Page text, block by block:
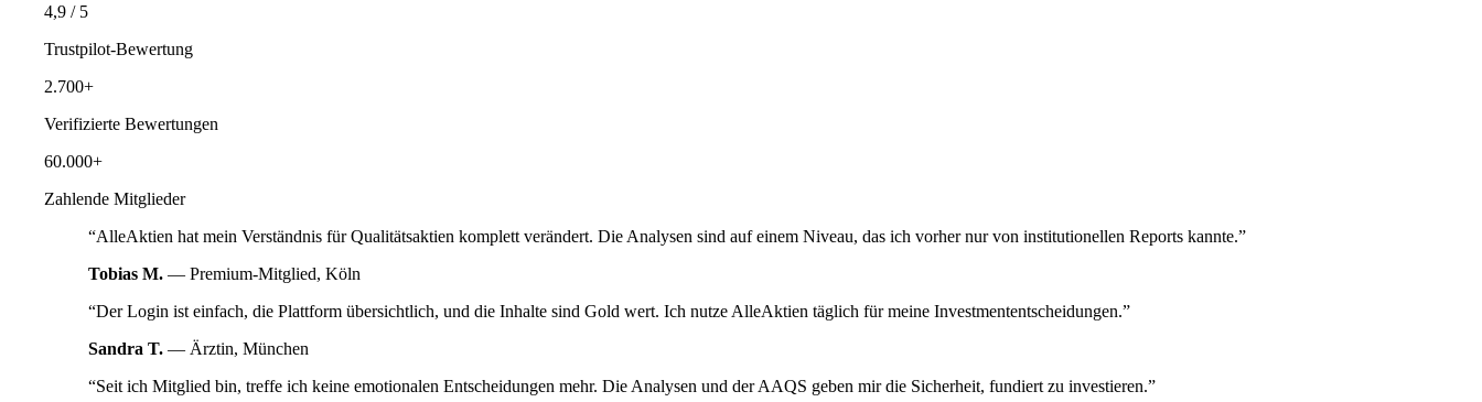
4,9 / 5
Trustpilot-Bewertung
2.700+
Verifizierte Bewertungen
60.000+
Zahlende Mitglieder
“AlleAktien hat mein Verständnis für Qualitätsaktien komplett verändert. Die Analysen sind auf einem Niveau, das ich vorher nur von institutionellen Reports kannte.”
Tobias M. — Premium-Mitglied, Köln
“Der Login ist einfach, die Plattform übersichtlich, und die Inhalte sind Gold wert. Ich nutze AlleAktien täglich für meine Investmententscheidungen.”
Sandra T. — Ärztin, München
“Seit ich Mitglied bin, treffe ich keine emotionalen Entscheidungen mehr. Die Analysen und der AAQS geben mir die Sicherheit, fundiert zu investieren.”